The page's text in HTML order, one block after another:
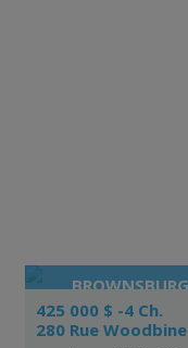
425 000 $ -4 Ch.
280 Rue Woodbine